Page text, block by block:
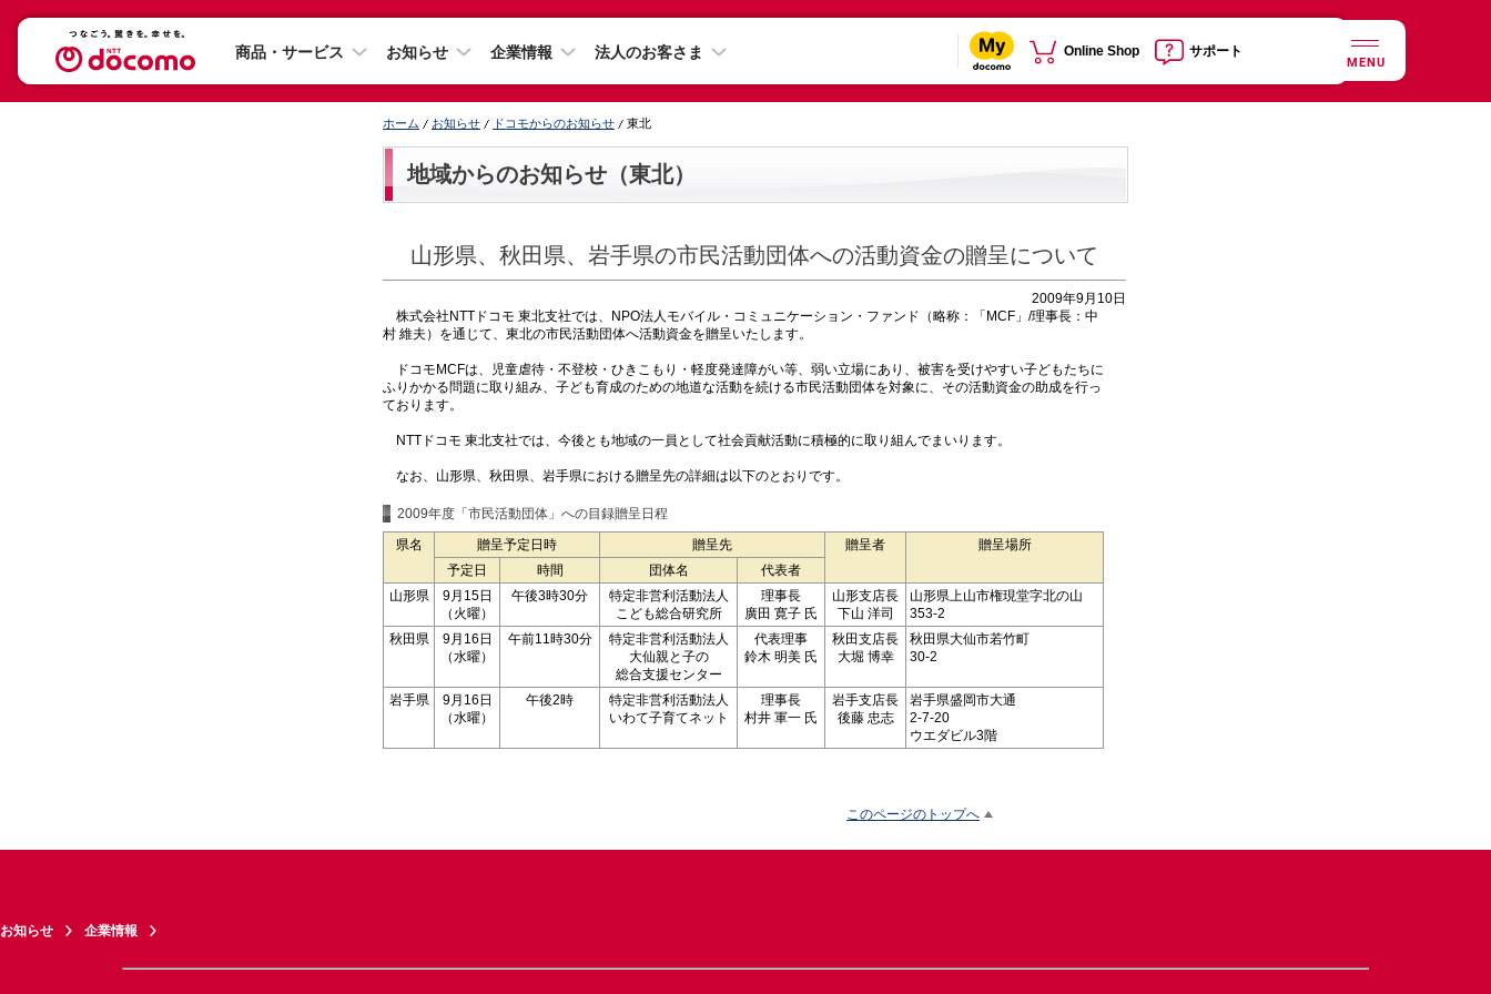
商品・サービス お知らせ 企業情報 法人のお客さま Online Shop サポート
MENU
ホーム お知らせ ドコモからのお知らせ 東北
地域からのお知らせ（東北）
山形県、秋田県、岩手県の市民活動団体への活動資金の贈呈について
2009年9月10日
株式会社NTTドコモ 東北支社では、NPO法人モバイル・コミュニケーション・ファンド（略称：「MCF」/理事長：中
村 維夫）を通じて、東北の市民活動団体へ活動資金を贈呈いたします。
ドコモMCFは、児童虐待・不登校・ひきこもり・軽度発達障がい等、弱い立場にあり、被害を受けやすい子どもたちに
ふりかかる問題に取り組み、子ども育成のための地道な活動を続ける市民活動団体を対象に、その活動資金の助成を行っ
ております。
NTTドコモ 東北支社では、今後とも地域の一員として社会貢献活動に積極的に取り組んでまいります。
なお、山形県、秋田県、岩手県における贈呈先の詳細は以下のとおりです。
2009年度「市民活動団体」への目録贈呈日程
県名 贈呈予定日時 贈呈先 贈呈者
贈呈場所
予定日
時間 団体名
代表者
山形県
9月15日
（火曜）
午後3時30分
特定非営利活動法人
こども総合研究所
理事長
廣田 寛子 氏
山形支店長
下山 洋司
山形県上山市権現堂字北の山
353-2
秋田県
9月16日
（水曜）
午前11時30分
特定非営利活動法人
大仙親と子の
総合支援センター
代表理事
鈴木 明美 氏
秋田支店長
大堀 博幸
秋田県大仙市若竹町
30-2
岩手県
9月16日
（水曜）
午後2時
特定非営利活動法人
いわて子育てネット
理事長
村井 軍一 氏
岩手支店長
後藤 忠志
岩手県盛岡市大通
2-7-20
ウエダビル3階
このページのトップへ
お知らせ 企業情報